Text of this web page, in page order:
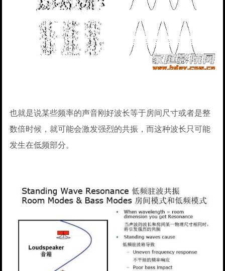
也就是说某些频率的声音刚好波长等于房间尺寸或者是整
数倍时候，就可能会激发强烈的共振，而这种波长只可能
发生在低频部分。